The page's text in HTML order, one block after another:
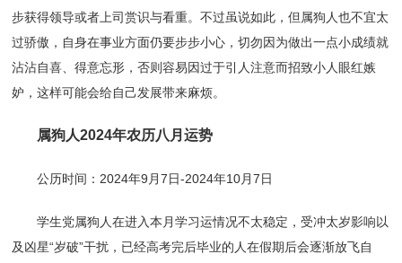
步获得领导或者上司赏识与看重。不过虽说如此，但属狗人也不宜太
过骄傲，自身在事业方面仍要步步小心，切勿因为做出一点小成绩就
沾沾自喜、得意忘形，否则容易因过于引人注意而招致小人眼红嫉
妒，这样可能会给自己发展带来麻烦。
属狗人2024年农历八月运势
公历时间：2024年9月7日-2024年10月7日
学生党属狗人在进入本月学习运情况不太稳定，受冲太岁影响以
及凶星“岁破”干扰，已经高考完后毕业的人在假期后会逐渐放飞自